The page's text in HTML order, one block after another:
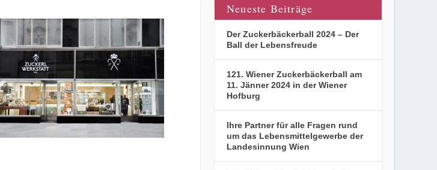
Neueste Beiträge
Der Zuckerbäckerball 2024 – Der
Ball der Lebensfreude
121. Wiener Zuckerbäckerball am
11. Jänner 2024 in der Wiener
Hofburg
Ihre Partner für alle Fragen rund
um das Lebensmittelgewerbe der
Landesinnung Wien